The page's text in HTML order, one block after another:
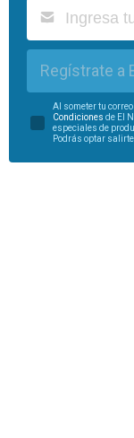
Regístrate a
Al someter tu
Condiciones de El
especiales de
Podrás optar